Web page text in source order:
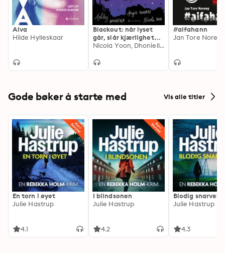
Alva
Hilde Hylleskaar
Blackout: når lyset
går, slår kjærligheten
gnister
Nicola Yoon, Dhonielle Clayton, Tiffany D. Jackson, Angie Thomas, Nic Stone, Ashley Woodfolk
#alfahann
Jan Tore
Gode bøker å starte med Vis alle titler
En torn i øyet
Julie Hastrup
4.1
I blindsonen
Julie Hastrup
4.2
Blodig snarvei
Julie Hastrup
4.3